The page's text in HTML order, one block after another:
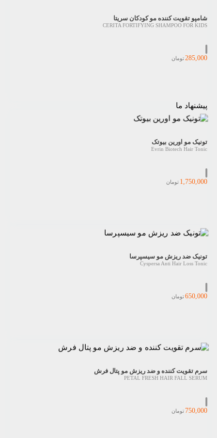
شامپو تقویت کننده مو کودکان سریتا
CERITA FORTIFYING SHAMPOO FOR KIDS
285,000تومان
پیشنهاد ما
تونیک مو اورین بیوتک
Evrin Biotech Hair Tonic
1,750,000 تومان
تونیک ضد ریزش مو سیسپرسا
Cyspersa Anti Hair Loss Tonic
650,000تومان
سرم تقویت کننده و ضد ریزش مو پتال فرش
PETAL FRESH HAIR FALL SERUM
750,000 تومان